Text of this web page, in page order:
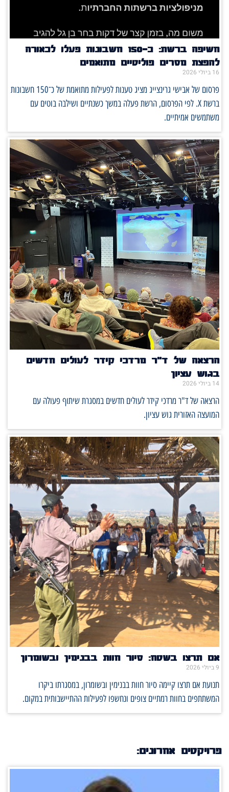
חשיפה ברשת: כ־150 חשבונות פעלו לכאורה
להפצת מסרים פוליטיים מתואמים
16 ביולי 2026
פרסום של אבישי גרינצייג מציג טענות לפעילות מתואמת של כ־150 חשבונות
ברשת X. לפי הפרסום, הרשת פעלה במשך כשנתיים ושילבה בוטים עם
משתמשים אמיתיים.
הרצאה של ד"ר מרדכי קידר לעולים חדשים
בגוש עציון
14 ביולי 2026
הרצאה של ד"ר מרדכי קידר לעולים חדשים במסגרת שיתוף פעולה עם
המועצה האזורית גוש עציון.
אם תרצו בשטח: סיור חוות בבנימין ובשומרון
9 ביולי 2026
תנועת אם תרצו קיימה סיור חוות בבנימין ובשומרון, במסגרתו ביקרו
המשתתפים בחוות רמתיים צופים ונחשפו לפעילות ההתיישבותית במקום.
פרויקטים אחרונים: